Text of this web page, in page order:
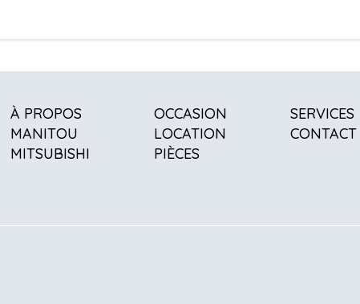
À PROPOS
MANITOU
MITSUBISHI
OCCASION
LOCATION
PIÈCES
SERVICES
CONTACT